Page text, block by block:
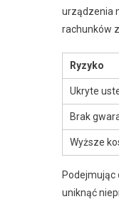
urządzenia
rachunków
Ryzyko
Ukryte
Brak
Wyższe
uniknąć